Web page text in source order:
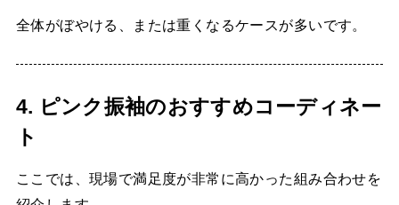
全体がぼやける、または重くなるケースが多いです。
4. ピンク振袖のおすすめコーディネー
ト
ここでは、現場で満足度が非常に高かった組み合わせを